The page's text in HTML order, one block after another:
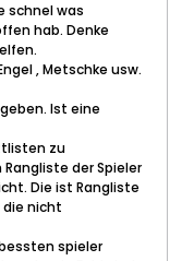
schnel was
hab. Denke
, Metschke usw.
Ist eine
zu
der Spieler
Die ist Rangliste
die nicht
spieler